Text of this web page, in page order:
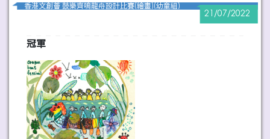
香港文創薈 鼓樂齊鳴龍舟設計比賽(繪畫)(幼童組)
21/07/2022
冠軍